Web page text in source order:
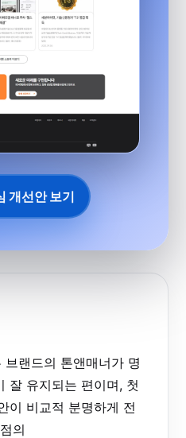
개선안 보기
랜드의 톤앤매너가 명
잘 유지되는 편이며, 첫
이 비교적 분명하게 전
의